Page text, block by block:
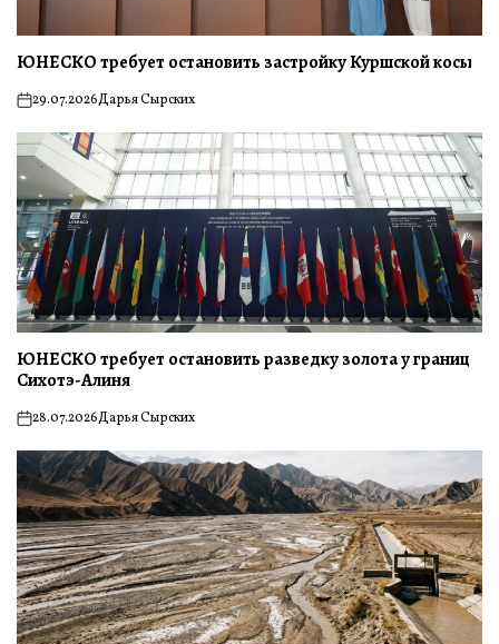
ЮНЕСКО требует остановить застройку Куршской косы
on29.07.2026Дарья Сырских
ЮНЕСКО требует остановить разведку золота у границ
Сихотэ-Алиня
on28.07.2026Дарья Сырских